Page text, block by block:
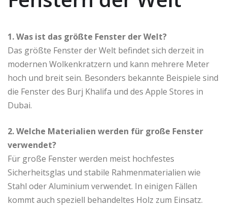
1. Was ist das größte Fenster der Welt?
Das größte Fenster der Welt befindet sich derzeit in
modernen Wolkenkratzern und kann mehrere Meter
hoch und breit sein. Besonders bekannte Beispiele sind
die Fenster des Burj Khalifa und des Apple Stores in
Dubai.
2. Welche Materialien werden für große Fenster
verwendet?
Für große Fenster werden meist hochfestes
Sicherheitsglas und stabile Rahmenmaterialien wie
Stahl oder Aluminium verwendet. In einigen Fällen
kommt auch speziell behandeltes Holz zum Einsatz.